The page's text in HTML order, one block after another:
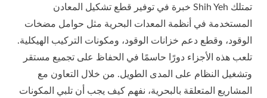
تمتلك Shih Yeh خبرة في توفير قطع تشكيل المعادن
المستخدمة في أنظمة المعدات البحرية مثل حوامل مضخات
الوقود، وقطع دعم خزانات الوقود، ومكونات التركيب الهيكلية.
تلعب هذه الأجزاء دورًا حاسمًا في الحفاظ على تجميع مستقر
وتشغيل النظام على المدى الطويل. من خلال التعاون مع
المشاريع المتعلقة بالبحرية، نفهم كيف يجب أن تلبي المكونات